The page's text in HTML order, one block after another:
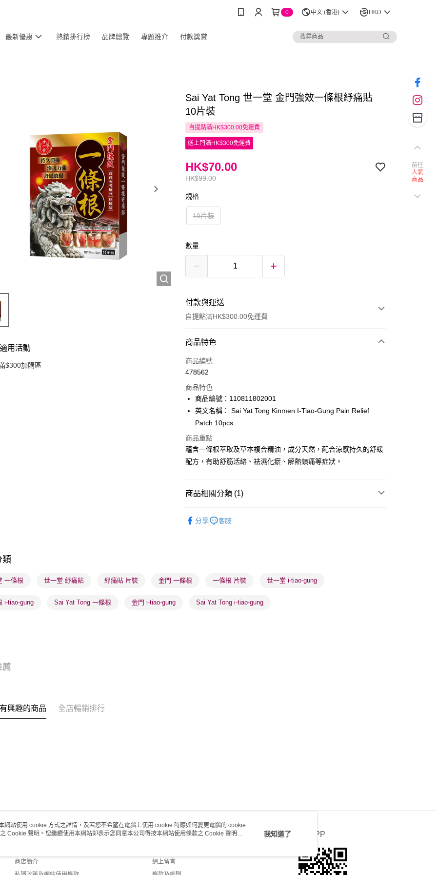
0 中文 (香港) HKD
最新優惠 熱銷排行榜 品牌總覽 專題推介 付款獎賞
用活動
$300加購區
Sai Yat Tong 世一堂 金門強效一條根紓痛貼
10片裝
自提點滿HK$300.00免運費
送上門滿HK$300免運費
HK$99.00
HK$70.00
規格
10片裝
數量
付款與運送
自提點滿HK$300.00免運費
付款方式
信用卡
AlipayHK
PayMe
BoC Pay
順豐自助櫃 - 確認發貨後1-3個工作天送達
(香港門市) 只顯示可選門市。確認發貨後2-5個工作天到店，3天內
商品特色
商品編號
478562
商品特色
商品編號：110811802001
英文名稱： Sai Yat Tong Kinmen I-Tiao-Gung Pain Relief
Patch 10pcs
商品重點
蘊含一條根萃取及草本複合精油，成分天然，配合涼感持久的舒緩
配方，有助舒筋活絡、袪濕化瘀、解熱鎮痛等症狀。
商品相關分類 (1)
分享
客服
類
一條根 世一堂 紓痛貼 紓痛貼 片裝 金門 一條根 一條根 片裝 世一堂 i-tiao-gung
i-tiao-gung Sai Yat Tong 一條根 金門 i-tiao-gung Sai Yat Tong i-tiao-gung
薦
興趣的商品 全店暢銷排行
關於我們
商店簡介
客戶服務
網上留言
官方APP
前往
人氣
商品
網站使用 cookie 方式之詳情，及若您不希望在電腦上使用 cookie 時應如何變更電腦的 cookie
之 Cookie 聲明。您繼續使用本網站即表示您同意本公司得按本網站使用條款之 Cookie 聲明使
我知道了